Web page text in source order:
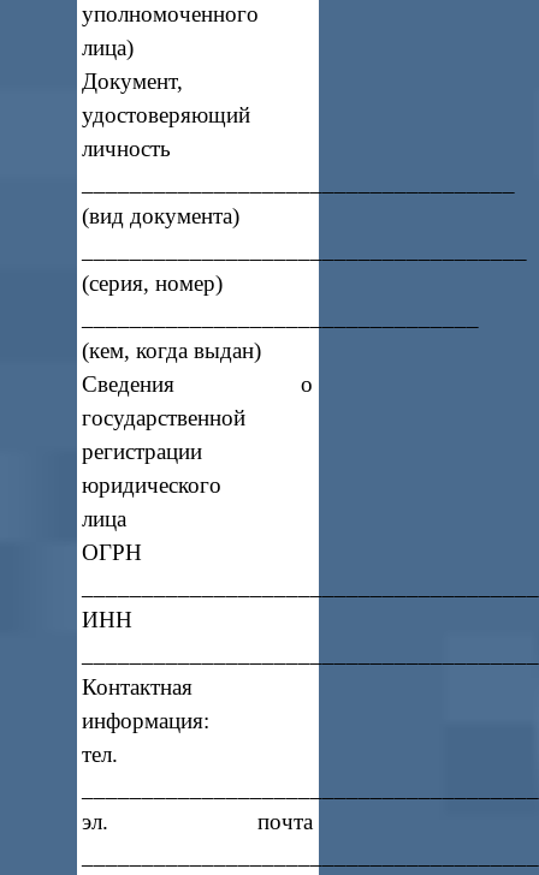
уполномоченного
лица)
Документ,
удостоверяющий
личность
(вид документа)
(серия, номер)
(кем, когда выдан)
Сведения о
государственной
регистрации
юридического
лица
ОГРН
ИНН
Контактная
информация:
тел.
эл. почта